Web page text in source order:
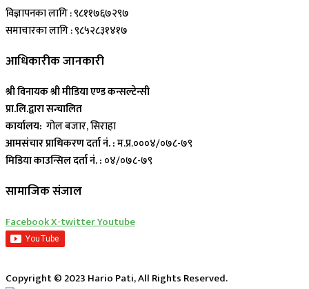
विज्ञापनका लागि : ९८११७६७२९७
समाचारका लागि : ९८५२८३१४१७
आधिकारीक जानकारी
श्री विनायक श्री मीडिया एण्ड कन्सल्टेन्सी
प्रा.लि.द्वारा सन्चालित
कार्यालय: गोल बजार, सिराहा
आमसंचार प्राधिकरण दर्ता नं. :म.प्र.०००४/०७८-७९
मिडिया काउन्सिल दर्ता नं. : ०४/०७८-७९
सामाजिक संजाल
FacebookX-twitterYoutube
Copyright © 2023 Hario Pati, All Rights Reserved.